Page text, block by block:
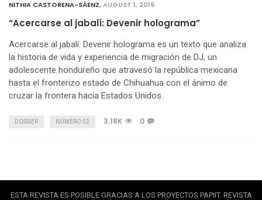
NITHIA CASTORENA-SÁENZ,AUGUST 1, 2019
“Acercarse al jabalí: Devenir holograma”
Acercarse al jabalí: Devenir holograma es un texto que analiza
la historia de vida y experiencia de migración de DJ, un
adolescente hondureño que atravesó la república mexicana
hasta el fronterizo estado de Chihuahua con el ánimo de
cruzar la frontera hacia Estados Unidos.
DOSSIER NÚMERO 52 3.18K 0
ESTA REVISTA ES POSIBLE GRACIAS A LOS PROYECTOS PAPIIT. REVISTA